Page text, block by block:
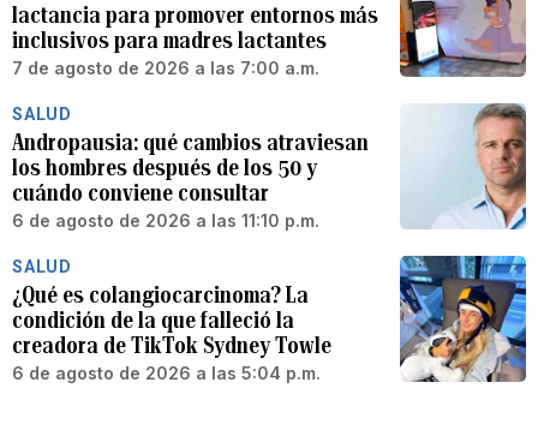
lactancia para promover entornos más
inclusivos para madres lactantes
7 de agosto de 2026 a las 7:00 a.m.
SALUD
Andropausia: qué cambios atraviesan
los hombres después de los 50 y
cuándo conviene consultar
6 de agosto de 2026 a las 11:10 p.m.
SALUD
¿Qué es colangiocarcinoma? La
condición de la que falleció la
creadora de TikTok Sydney Towle
6 de agosto de 2026 a las 5:04 p.m.